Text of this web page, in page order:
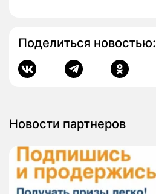
Поделиться новостью:
Новости партнеров